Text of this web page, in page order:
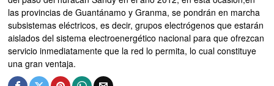
las provincias de Guantánamo y Granma, se pondrán en marcha
subsistemas eléctricos, es decir, grupos electrógenos que estarán
aislados del sistema electroenergético nacional para que ofrezcan
servicio inmediatamente que la red lo permita, lo cual constituye
una gran ventaja.